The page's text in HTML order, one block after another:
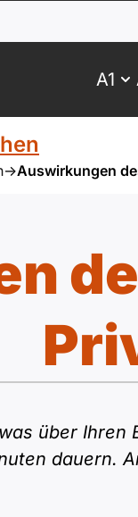
A1
->Auswirkungen
über Ihren
dauern.